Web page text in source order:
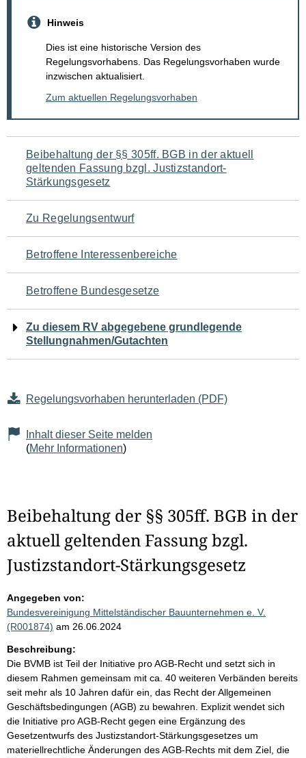
Hinweis
Dies ist eine historische Version des
Regelungsvorhabens. Das Regelungsvorhaben wurde
inzwischen aktualisiert.
Zum aktuellen Regelungsvorhaben
Navigation
für
den
Seiteninhalt
Beibehaltung der §§ 305ff. BGB in der aktuell
geltenden Fassung bzgl. Justizstandort-
Stärkungsgesetz
Zu Regelungsentwurf
Betroffene Interessenbereiche
Betroffene Bundesgesetze
Zu diesem RV abgegebene grundlegende
Stellungnahmen/Gutachten
Regelungsvorhaben herunterladen (PDF)
Inhalt dieser Seite melden
(Mehr Informationen)
Beibehaltung der §§ 305ff. BGB in der
aktuell geltenden Fassung bzgl.
Justizstandort-Stärkungsgesetz
Angegeben von:
Bundesvereinigung Mittelständischer Bauunternehmen e. V.
(R001874) am 26.06.2024
Beschreibung:
Die BVMB ist Teil der Initiative pro AGB-Recht und setzt sich in
diesem Rahmen gemeinsam mit ca. 40 weiteren Verbänden bereits
seit mehr als 10 Jahren dafür ein, das Recht der Allgemeinen
Geschäftsbedingungen (AGB) zu bewahren. Explizit wendet sich
die Initiative pro AGB-Recht gegen eine Ergänzung des
Gesetzentwurfs des Justizstandort-Stärkungsgesetzes um
materiellrechtliche Änderungen des AGB-Rechts mit dem Ziel, die